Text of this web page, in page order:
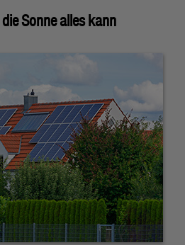
Sonne alles kann